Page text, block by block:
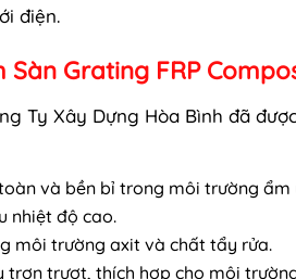
điện.
Grating FRP
Ty Xây Dựng Hòa Bình đã
và bền bỉ trong môi trường ẩm
nhiệt độ cao.
môi trường axit và chất tẩy rửa.
trượt, thích hợp cho môi